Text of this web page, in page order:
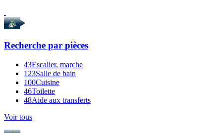
Recherche par pièces
43Escalier, marche
123Salle de bain
100Cuisine
46Toilette
48Aide aux transferts
Voir tous